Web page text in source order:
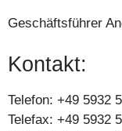
Geschäftsführer
Kontakt:
Telefon: +49 5932
Telefax: +49 5932